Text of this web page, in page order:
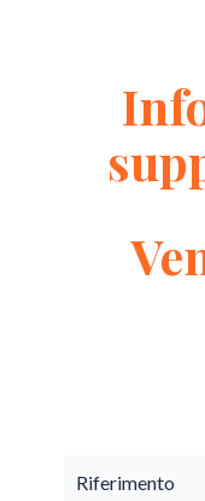
Riferimento